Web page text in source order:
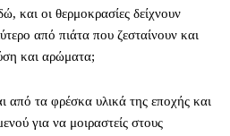
και οι θερμοκρασίες δείχνουν
από πιάτα που ζεσταίνουν και
και αρώματα;
από τα φρέσκα υλικά της εποχής και
για να μοιραστείς στους